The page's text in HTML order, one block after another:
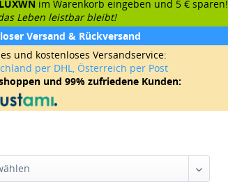
im Warenkorb eingeben und 5 € sparen!
Leben leistbar bleibt!
Versand & Rückversand
und kostenloses Versandservice:
per DHL, Österreich per Post
und 99% zufriedene Kunden: